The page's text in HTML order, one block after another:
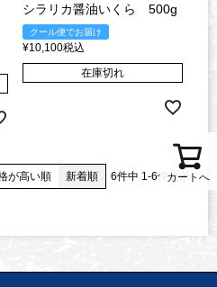
シラリカ醤油いくら 500g
クール便でお届け
¥10,100税込
在庫切れ
が高い順 新着順 6件中 1-6件表示
カートへ